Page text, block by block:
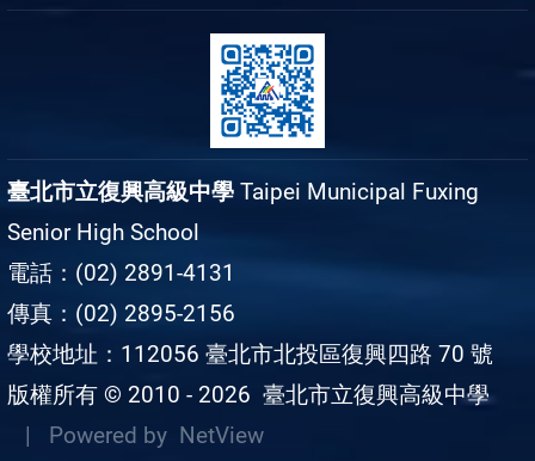
臺北市立復興高級中學 Taipei Municipal Fuxing
Senior High School
電話：(02) 2891-4131
傳真：(02) 2895-2156
學校地址：112056 臺北市北投區復興四路 70 號
版權所有 © 2010 - 2026 臺北市立復興高級中學
| Powered by NetView